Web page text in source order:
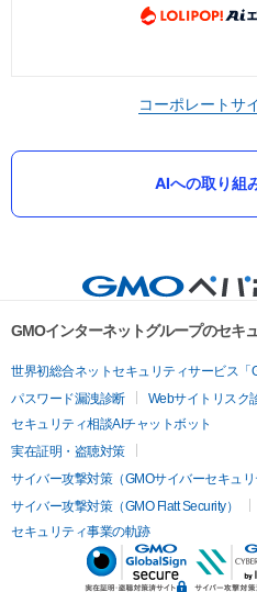
コーポレートサ
AIへの取り組
GMOインターネットグループのセキ
世界初総合ネットセキュリティサービス「
パスワード漏洩診断
Webサイトリスク
セキュリティ相談AIチャットボット
実在証明・盗聴対策
サイバー攻撃対策（GMOサイバーセキュリ
サイバー攻撃対策（GMO Flatt Security）
セキュリティ事業の軌跡